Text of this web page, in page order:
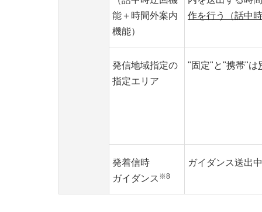
能＋時間外案内
機能）
作を行う（話中
発信地域指定の
指定エリア
"固定"と"携帯"は
発着信時
ガイダンス ※8
ガイダンス送出